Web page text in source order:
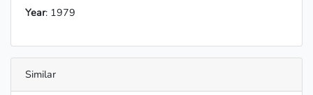
Year: 1979
Similar